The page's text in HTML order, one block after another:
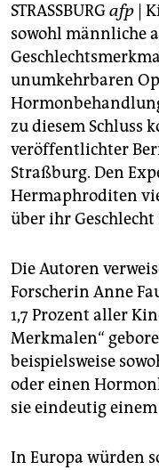
fragen & hilfe
unterstützen
abo
genossenschaft
epaper login
STRASSBURGafp |
sowohl männliche
unumkehrbaren
zu diesem Schluss
veröffentlichter
Straßburg. Den
Hermaphroditen
über ihr
Die Autoren
Forscherin Anne
1,7 Prozent aller
Merkmalen“
beispielsweise
oder einen
sie eindeutig
In Europa würden